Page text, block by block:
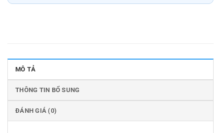
MÔ TẢ
THÔNG TIN BỔ SUNG
ĐÁNH GIÁ (0)